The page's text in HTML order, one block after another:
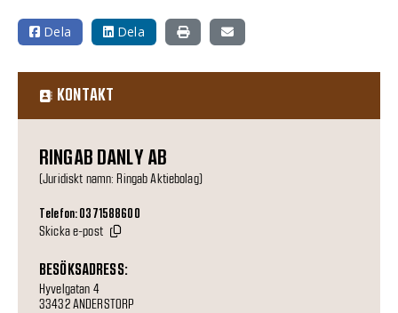
Dela Dela
KONTAKT
RINGAB DANLY AB
(Juridiskt namn: Ringab Aktiebolag)
Telefon: 0371588600
Skicka e-post
BESÖKSADRESS:
Hyvelgatan 4
33432 ANDERSTORP